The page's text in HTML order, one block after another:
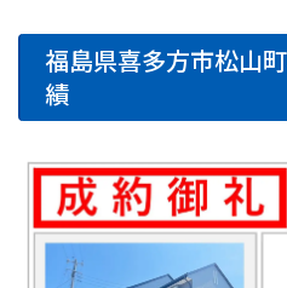
福島県喜多方市松山
績